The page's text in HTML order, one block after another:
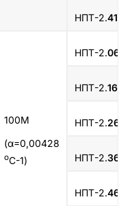
НПТ-2.41
100М
(α=0,00428
оС-1)
НПТ-2.06
НПТ-2.16
НПТ-2.26
НПТ-2.36
НПТ-2.46